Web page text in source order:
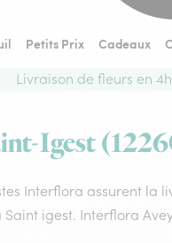
Petits Prix Cadeaux
Livraison de fleurs en
Igest
Interflora assurent la
Saint igest. Interflora